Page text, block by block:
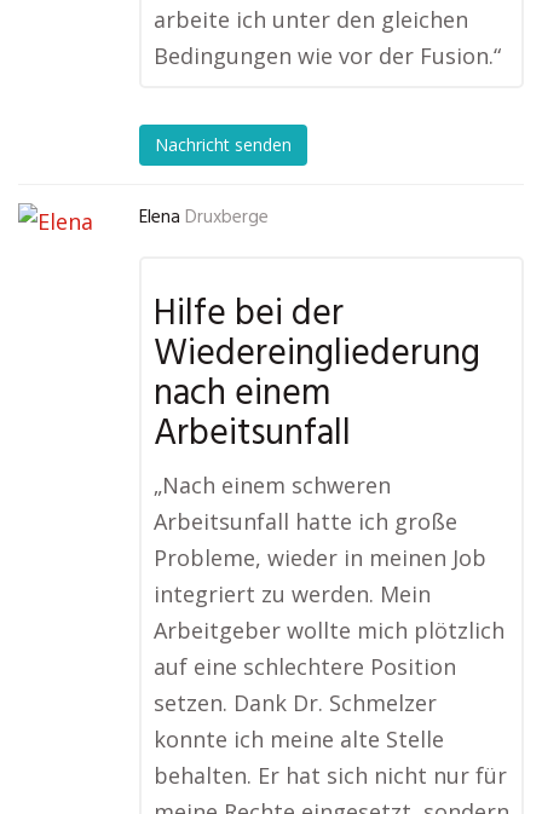
arbeite ich unter den gleichen
Bedingungen wie vor der Fusion.“
Nachricht senden
Elena Druxberge
Hilfe bei der
Wiedereingliederung
nach einem
Arbeitsunfall
„Nach einem schweren
Arbeitsunfall hatte ich große
Probleme, wieder in meinen Job
integriert zu werden. Mein
Arbeitgeber wollte mich plötzlich
auf eine schlechtere Position
setzen. Dank Dr. Schmelzer
konnte ich meine alte Stelle
behalten. Er hat sich nicht nur für